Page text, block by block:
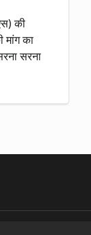
की
मांग का
सरना